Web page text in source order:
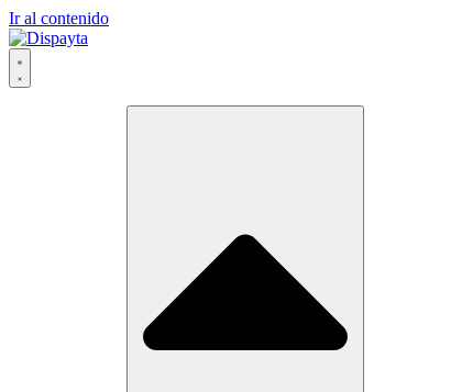
Ir al contenido